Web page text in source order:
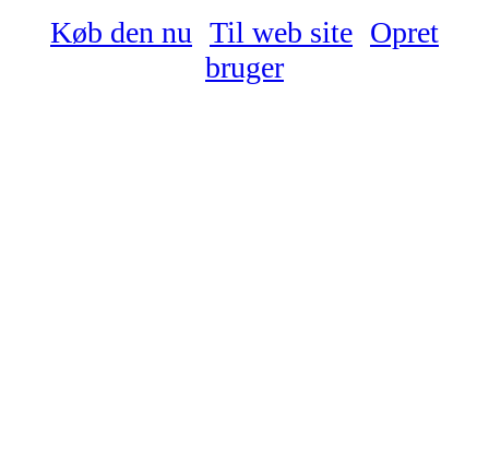
Køb den nu Til web site Opret
bruger